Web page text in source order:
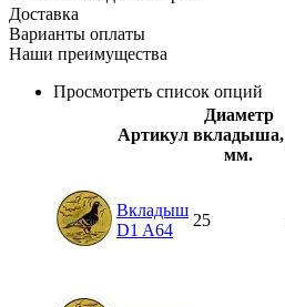
Доставка
Варианты оплаты
Наши преимущества
Просмотреть список опций
Артикул
Диаметр
вкладыша,
мм.
Вкладыш
D1 A64
25